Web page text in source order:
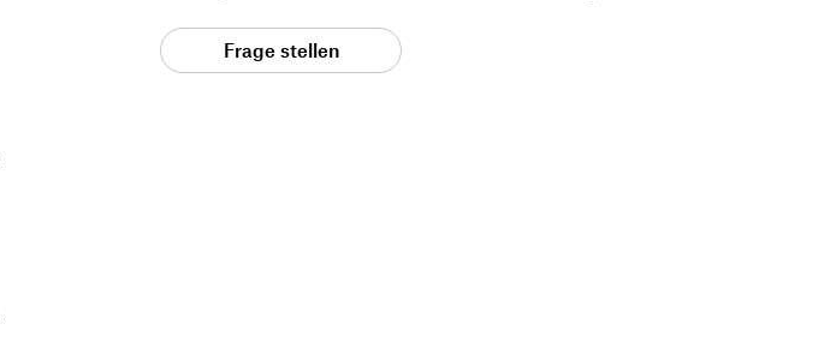
Frage stellen